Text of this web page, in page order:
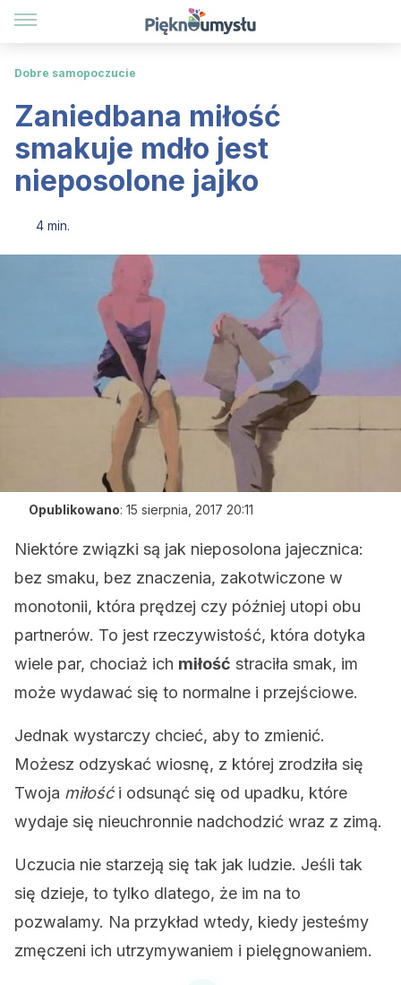
Dobre samopoczucie
Zaniedbana miłość
smakuje mdło jest
nieposolone jajko
4 min.
Opublikowano: 15 sierpnia, 2017 20:11
Niektóre związki są jak nieposolona jajecznica:
bez smaku, bez znaczenia, zakotwiczone w
monotonii, która prędzej czy później utopi obu
partnerów. To jest rzeczywistość, która dotyka
wiele par, chociaż ich miłość straciła smak, im
może wydawać się to normalne i przejściowe.
Jednak wystarczy chcieć, aby to zmienić.
Możesz odzyskać wiosnę, z której zrodziła się
Twoja miłośći odsunąć się od upadku, które
wydaje się nieuchronnie nadchodzić wraz z zimą.
Uczucia nie starzeją się tak jak ludzie. Jeśli tak
się dzieje, to tylko dlatego, że im na to
pozwalamy. Na przykład wtedy, kiedy jesteśmy
zmęczeni ich utrzymywaniem i pielęgnowaniem.